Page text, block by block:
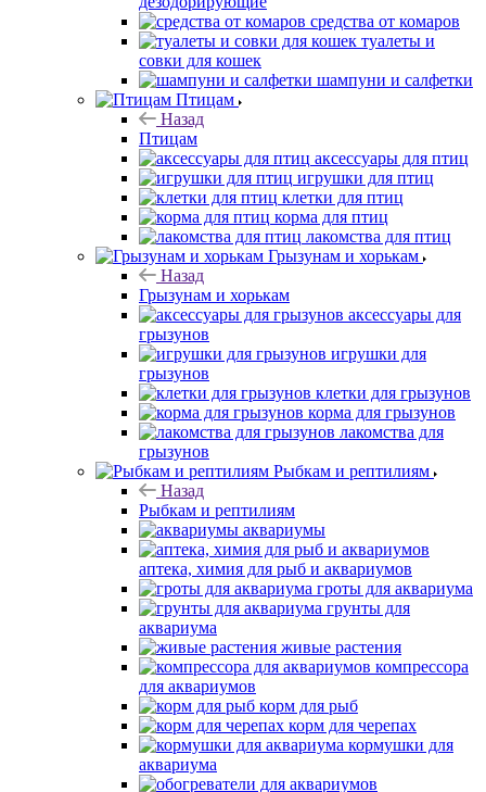
средства от комаров
туалеты и
совки для кошек
шампуни и салфетки
Птицам
Назад
Птицам
аксессуары для птиц
игрушки для птиц
клетки для птиц
корма для птиц
лакомства для птиц
Грызунам и хорькам
Назад
Грызунам и хорькам
аксессуары для
грызунов
игрушки для
грызунов
клетки для грызунов
корма для грызунов
лакомства для
грызунов
Рыбкам и рептилиям
Назад
Рыбкам и рептилиям
аквариумы
аптека, химия для рыб и аквариумов
гроты для аквариума
грунты для
аквариума
живые растения
компрессора
для аквариумов
корм для рыб
корм для черепах
кормушки для
аквариума